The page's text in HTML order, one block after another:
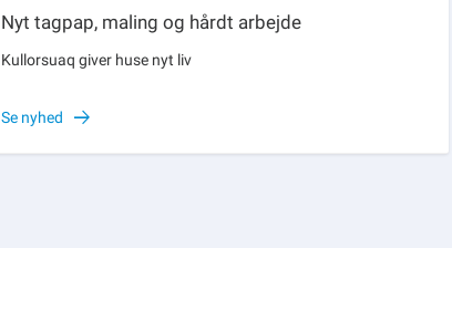
Nyt tagpap, maling og hårdt arbejde
Kullorsuaq giver huse nyt liv
Se nyhed